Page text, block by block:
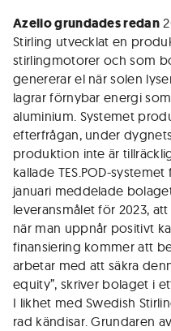
Azelio grundades redan
Stirling utvecklat en
stirlingmotorer och som
genererar el när solen
lagrar förnybar energi
aluminium. Systemet
efterfrågan, under
produktion inte är
kallade TES.POD-
januari meddelade
leveransmålet för 2023,
när man uppnår positivt
finansiering kommer att
arbetar med att säkra
equity”, skriver bolaget i
I likhet med Swedish
rad kändisar. Grundaren